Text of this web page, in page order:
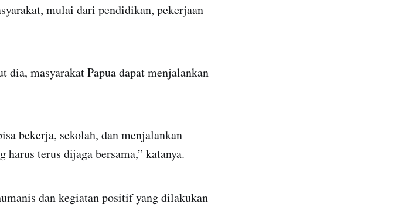
mulai dari pendidikan, pekerjaan
dia, masyarakat Papua dapat menjalankan
bekerja, sekolah, dan menjalankan
terus dijaga bersama,” katanya.
dan kegiatan positif yang dilakukan